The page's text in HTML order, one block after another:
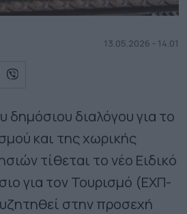
13.05.2026 - 14.01
δημόσιου διαλόγου για το
και της χωρικής
τίθεται το νέο Ειδικό
για τον Τουρισμό (ΕΧΠ-
στην προσεχή